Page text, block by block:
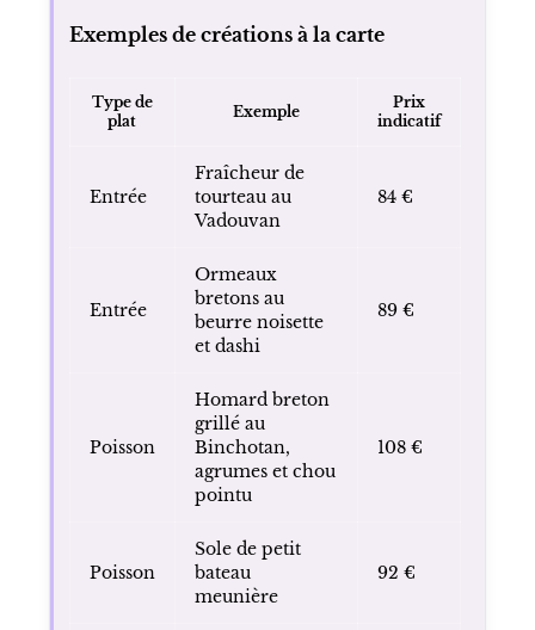
Exemples de créations à la carte
Type de
plat
Exemple
Prix
indicatif
Entrée
Fraîcheur de
tourteau au
Vadouvan
84 €
Entrée
Ormeaux
bretons au
beurre noisette
et dashi
89 €
Poisson
Homard breton
grillé au
Binchotan,
agrumes et chou
pointu
108 €
Poisson
Sole de petit
bateau
meunière
92 €